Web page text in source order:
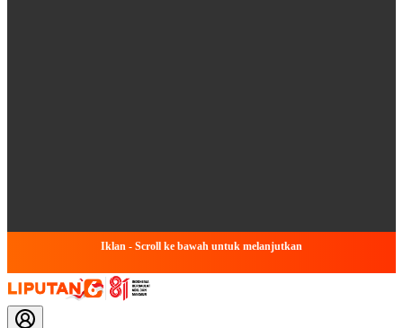
Iklan - Scroll ke bawah untuk melanjutkan